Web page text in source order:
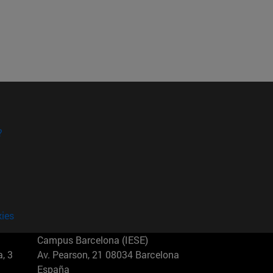
3
Campus Barcelona (IESE)
Av. Pearson, 21 08034 Barcelona
España